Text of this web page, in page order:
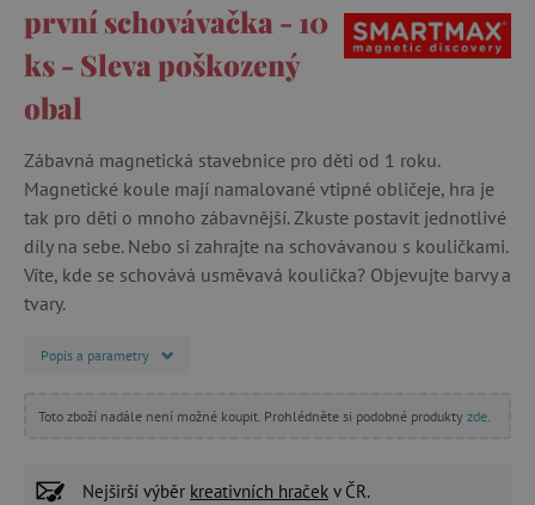
první schovávačka - 10
ks - Sleva poškozený
obal
Zábavná magnetická stavebnice pro děti od 1 roku.
Magnetické koule mají namalované vtipné obličeje, hra je
tak pro děti o mnoho zábavnější. Zkuste postavit jednotlivé
díly na sebe. Nebo si zahrajte na schovávanou s kouličkami.
Víte, kde se schovává usměvavá koulička? Objevujte barvy a
tvary.
Popis a parametry
Toto zboží nadále není možné koupit. Prohlédněte si podobné produkty zde.
Nejširší výběr kreativních hraček v ČR.